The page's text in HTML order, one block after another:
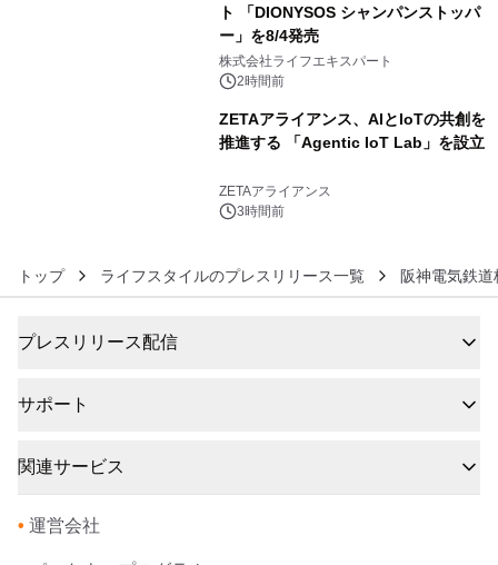
ト 「DIONYSOS シャンパンストッパ
ー」を8/4発売
株式会社ライフエキスパート
2時間前
ZETAアライアンス、AIとIoTの共創を
推進する 「Agentic IoT Lab」を設立
ZETAアライアンス
3時間前
トップ ライフスタイルのプレスリリース一覧 阪神電気鉄
プレスリリース配信
サポート
関連サービス
• 運営会社